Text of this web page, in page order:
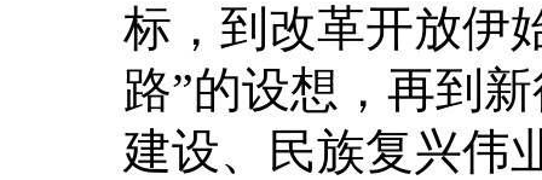
标，到改革开放伊
路”的设想，再到
建设、民族复兴伟